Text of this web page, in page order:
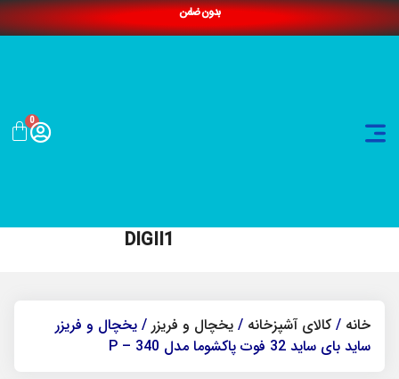
بدون ضامن
0
DIGII1
خانه / کالای آشپزخانه / یخچال و فریزر / یخچال و فریزر
ساید بای ساید 32 فوت پاکشوما مدل P – 340